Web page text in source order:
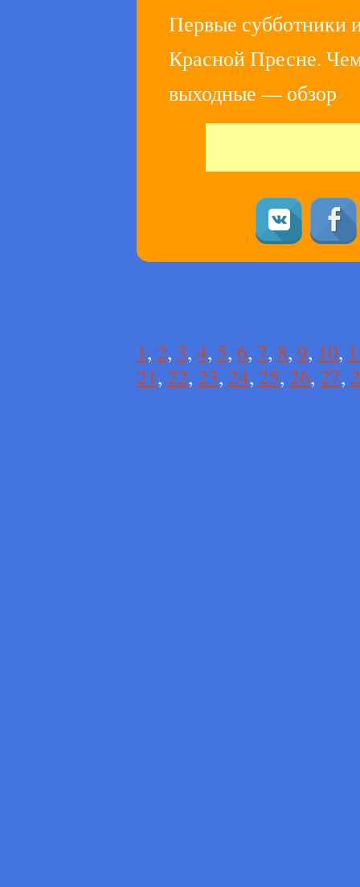
Первые субботники
Красной Пресне.
выходные — обзор
1, 2, 3, 4, 5, 6, 7, 8, 9, 10,
21, 22, 23, 24, 25, 26, 27,